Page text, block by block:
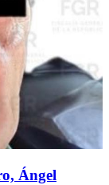
Ángel